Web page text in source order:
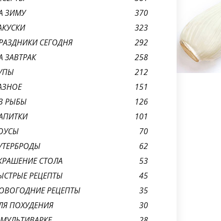
ЗИМУ
370
323
СЕГОДНЯ
292
ЗАВТРАК
258
212
151
РЫБЫ
126
101
70
62
СТОЛА
53
РЕЦЕПТЫ
45
РЕЦЕПТЫ
35
ПОХУДЕНИЯ
30